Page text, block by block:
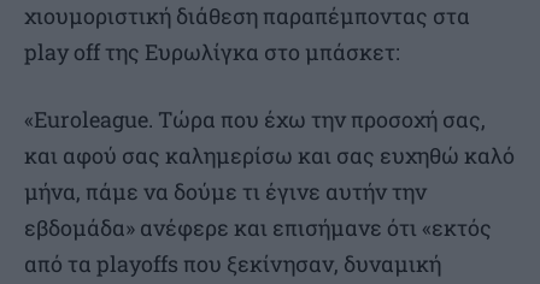
χιουμοριστική διάθεση παραπέμποντας στα
play off της Ευρωλίγκα στο μπάσκετ:
«Euroleague. Τώρα που έχω την προσοχή σας,
και αφού σας καλημερίσω και σας ευχηθώ καλό
μήνα, πάμε να δούμε τι έγινε αυτήν την
εβδομάδα» ανέφερε και επισήμανε ότι «εκτός
από τα playoffs που ξεκίνησαν, δυναμική